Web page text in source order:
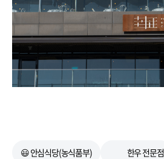
😃 안심식당(농식품부) 한우 전문점